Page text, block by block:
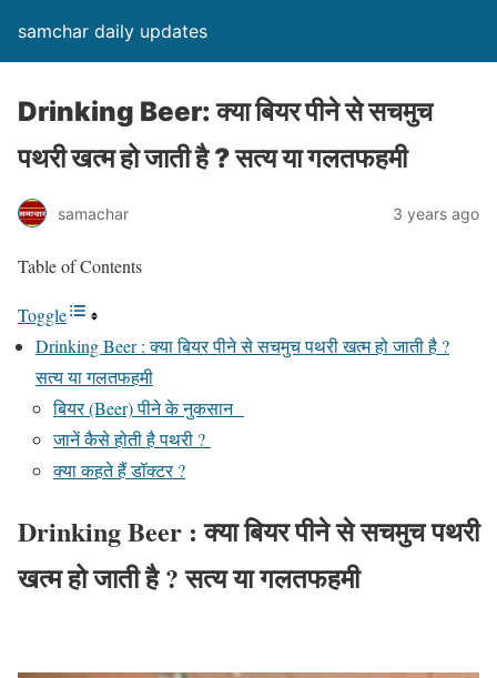
samchar daily updates
Drinking Beer: क्या बियर पीने से सचमुच
पथरी खत्म हो जाती है ? सत्य या गलतफहमी
samachar 3 years ago
Table of Contents
Toggle
Drinking Beer : क्या बियर पीने से सचमुच पथरी खत्म हो जाती है ?
सत्य या गलतफहमी
बियर (Beer) पीने के नुकसान
जानें कैसे होती है पथरी ?
क्या कहते हैं डॉक्टर ?
Drinking Beer : क्या बियर पीने से सचमुच पथरी
खत्म हो जाती है ? सत्य या गलतफहमी